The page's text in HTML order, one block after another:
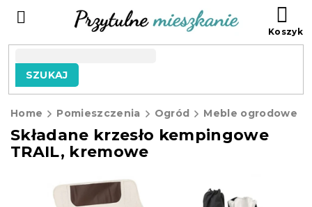
SZUKAJ
Home Pomieszczenia Ogród Meble ogrodowe
Składane krzesło kempingowe
TRAIL, kremowe